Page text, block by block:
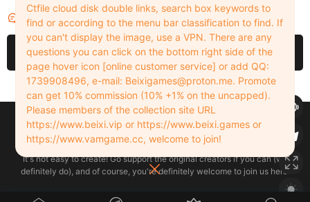
评论 6
请先登录
Copyleft © 2022-2026 beixi.vip - All Rights Freedom！
创作不易！有能力的同学可以去支持一下原创作者（我们绝对支持），当然
了，您加入这里我们也绝对欢迎！
It's not easy to create! Go support the original creators if you can (we
definitely do), and of course, you're definitely welcome to join us here!
Ctfile cloud disk double links, search box keywords to
find or according to the menu bar classification to find. If
you can't display the image, use a VPN. There are any
questions you can click on the bottom right side of the
page hover icon [online customer service] or add QQ:
1739908496, e-mail: Beixigames@proton.me. Promote
can get 10% commission (10% +1% on the uncapped).
Please members of the collection site URL
https://www.beixi.vip or https://www.beixi.games or
https://www.vamgame.cc, welcome to join!